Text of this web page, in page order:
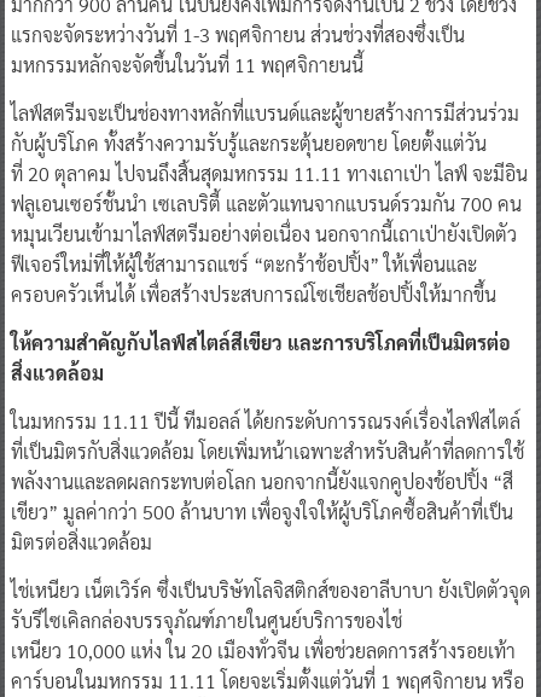
แรกจะจัดระหว่างวันที่ 1-3 พฤศจิกายน ส่วนช่วงที่สองซึ่งเป็น
มหกรรมหลักจะจัดขึ้นในวันที่ 11 พฤศจิกายนนี้
ไลฟ์สตรีมจะเป็นช่องทางหลักที่แบรนด์และผู้ขายสร้างการมีส่วนร่วม
กับผู้บริโภค ทั้งสร้างความรับรู้และกระตุ้นยอดขาย โดยตั้งแต่วัน
ที่ 20 ตุลาคม ไปจนถึงสิ้นสุดมหกรรม 11.11 ทางเถาเป่า ไลฟ์ จะมีอิน
ฟลูเอนเซอร์ชั้นนำ เซเลบริตี้ และตัวแทนจากแบรนด์รวมกัน 700 คน
หมุนเวียนเข้ามาไลฟ์สตรีมอย่างต่อเนื่อง นอกจากนี้เถาเป่ายังเปิดตัว
ฟีเจอร์ใหม่ที่ให้ผู้ใช้สามารถแชร์ “ตะกร้าช้อปปิ้ง” ให้เพื่อนและ
ครอบครัวเห็นได้ เพื่อสร้างประสบการณ์โซเชียลช้อปปิ้งให้มากขึ้น
ให้ความสำคัญกับไลฟ์สไตล์สีเขียว และการบริโภคที่เป็นมิตรต่อ
สิ่งแวดล้อม
ในมหกรรม 11.11 ปีนี้ ทีมอลล์ ได้ยกระดับการรณรงค์เรื่องไลฟ์สไตล์
ที่เป็นมิตรกับสิ่งแวดล้อม โดยเพิ่มหน้าเฉพาะสำหรับสินค้าที่ลดการใช้
พลังงานและลดผลกระทบต่อโลก นอกจากนี้ยังแจกคูปองช้อปปิ้ง “สี
เขียว” มูลค่ากว่า 500 ล้านบาท เพื่อจูงใจให้ผู้บริโภคซื้อสินค้าที่เป็น
มิตรต่อสิ่งแวดล้อม
ไช่เหนียว เน็ตเวิร์ค ซึ่งเป็นบริษัทโลจิสติกส์ของอาลีบาบา ยังเปิดตัวจุด
รับรีไซเคิลกล่องบรรจุภัณฑ์ภายในศูนย์บริการของไช่
เหนียว 10,000 แห่ง ใน 20 เมืองทั่วจีน เพื่อช่วยลดการสร้างรอยเท้า
คาร์บอนในมหกรรม 11.11 โดยจะเริ่มตั้งแต่วันที่ 1 พฤศจิกายน หรือ